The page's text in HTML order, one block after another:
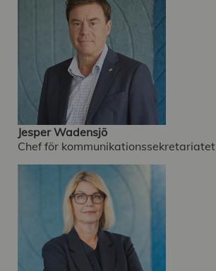
Jesper Wadensjö
Chef för kommunikationssekretariatet